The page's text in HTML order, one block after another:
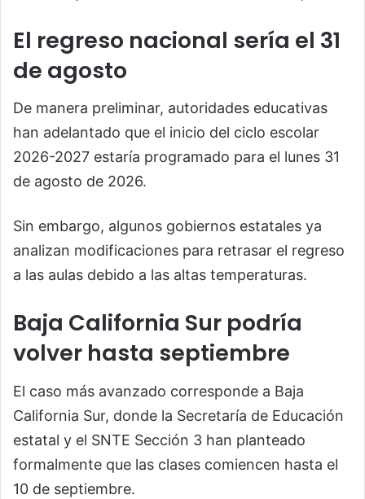
El regreso nacional sería el 31
de agosto
De manera preliminar, autoridades educativas
han adelantado que el inicio del ciclo escolar
2026-2027 estaría programado para el lunes 31
de agosto de 2026.
Sin embargo, algunos gobiernos estatales ya
analizan modificaciones para retrasar el regreso
a las aulas debido a las altas temperaturas.
Baja California Sur podría
volver hasta septiembre
El caso más avanzado corresponde a Baja
California Sur, donde la Secretaría de Educación
estatal y el SNTE Sección 3 han planteado
formalmente que las clases comiencen hasta el
10 de septiembre.